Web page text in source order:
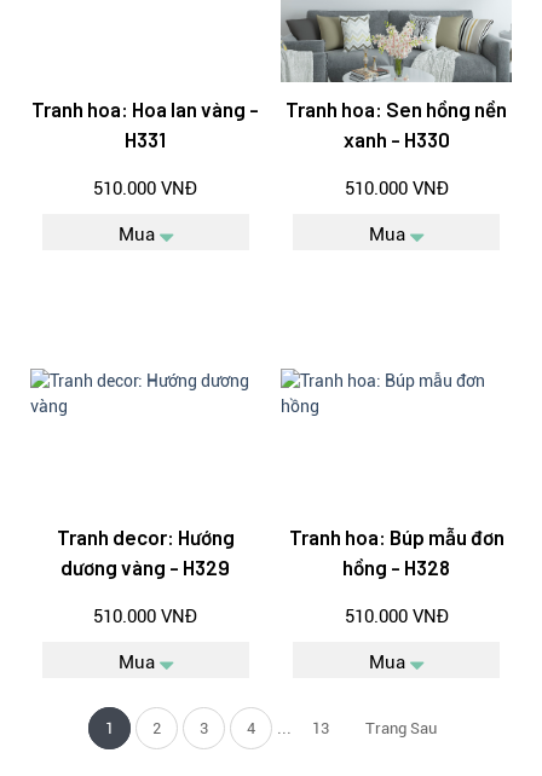
Tranh hoa: Hoa lan vàng -
H331
510.000 VNĐ
Mua
Tranh hoa: Sen hồng nền
xanh - H330
510.000 VNĐ
Mua
Tranh decor: Hướng
dương vàng - H329
510.000 VNĐ
Mua
Tranh hoa: Búp mẫu đơn
hồng - H328
510.000 VNĐ
Mua
1 2 3 4 13 Trang Sau